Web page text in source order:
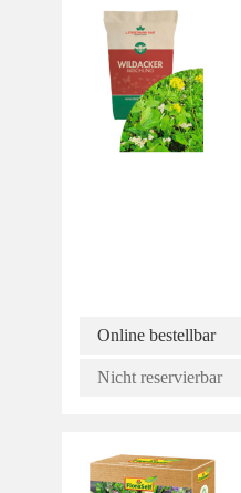
Online bestellbar
Nicht reservierbar